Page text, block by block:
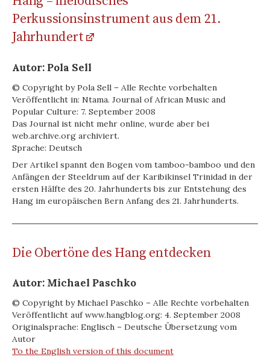
Perkussionsinstrument aus dem 21.
Jahrhundert
Autor: Pola Sell
© Copyright by Pola Sell – Alle Rechte vorbehalten
Veröffentlicht in: Ntama. Journal of African Music and
Popular Culture: 7. September 2008
Das Journal ist nicht mehr online, wurde aber bei
web.archive.org archiviert.
Sprache: Deutsch
Der Artikel spannt den Bogen vom tamboo-bamboo und den
Anfängen der Steeldrum auf der Karibikinsel Trinidad in der
ersten Hälfte des 20. Jahrhunderts bis zur Entstehung des
Hang im europäischen Bern Anfang des 21. Jahrhunderts.
Die Obertöne des Hang entdecken
Autor: Michael Paschko
© Copyright by Michael Paschko – Alle Rechte vorbehalten
Veröffentlicht auf www.hangblog.org: 4. September 2008
Originalsprache: Englisch – Deutsche Übersetzung vom
Autor
To the English version of this document